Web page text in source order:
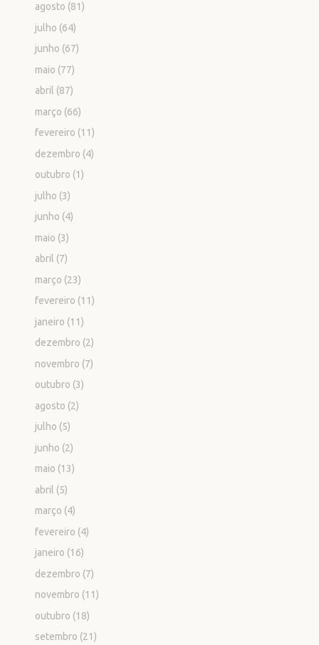
agosto (81)
julho (64)
junho (67)
maio (77)
abril (87)
março (66)
fevereiro (11)
dezembro (4)
outubro (1)
julho (3)
junho (4)
maio (3)
abril (7)
março (23)
fevereiro (11)
janeiro (11)
dezembro (2)
novembro (7)
outubro (3)
agosto (2)
julho (5)
junho (2)
maio (13)
abril (5)
março (4)
fevereiro (4)
janeiro (16)
dezembro (7)
novembro (11)
outubro (18)
setembro (21)